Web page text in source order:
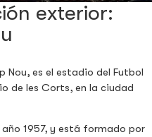
exterior:
es el estadio del Futbol
de les Corts, en la ciudad
1957, y está formado por